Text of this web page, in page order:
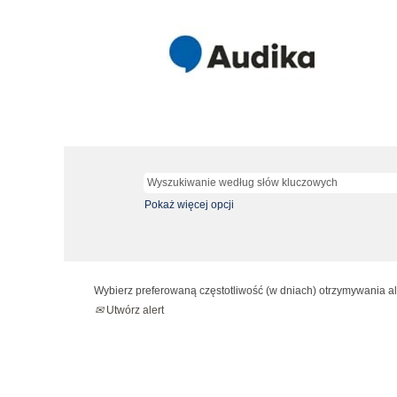
Pokaż więcej opcji
Wybierz preferowaną częstotliwość (w dniach) otrzymywania
Utwórz alert